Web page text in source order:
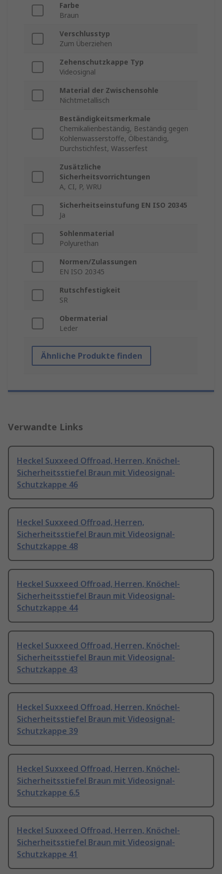
Farbe
Braun
Verschlusstyp
Zum Überziehen
Zehenschutzkappe Typ
Videosignal
Material der Zwischensohle
Nichtmetallisch
Beständigkeitsmerkmale
Chemikalienbeständig, Beständig gegen
Kohlenwasserstoffe, Ölbeständig,
Durchstichfest, Wasserfest
Zusätzliche
Sicherheitsvorrichtungen
A, CI, P, WRU
Sicherheitseinstufung EN ISO 20345
Ja
Sohlenmaterial
Polyurethan
Normen/Zulassungen
EN ISO 20345
Rutschfestigkeit
SR
Obermaterial
Leder
Ähnliche Produkte finden
Verwandte Links
Heckel Suxxeed Offroad, Herren, Knöchel-
Sicherheitsstiefel Braun mit Videosignal-
Schutzkappe 46
Heckel Suxxeed Offroad, Herren,
Sicherheitsstiefel Braun mit Videosignal-
Schutzkappe 48
Heckel Suxxeed Offroad, Herren, Knöchel-
Sicherheitsstiefel Braun mit Videosignal-
Schutzkappe 44
Heckel Suxxeed Offroad, Herren, Knöchel-
Sicherheitsstiefel Braun mit Videosignal-
Schutzkappe 43
Heckel Suxxeed Offroad, Herren, Knöchel-
Sicherheitsstiefel Braun mit Videosignal-
Schutzkappe 39
Heckel Suxxeed Offroad, Herren, Knöchel-
Sicherheitsstiefel Braun mit Videosignal-
Schutzkappe 6.5
Heckel Suxxeed Offroad, Herren, Knöchel-
Sicherheitsstiefel Braun mit Videosignal-
Schutzkappe 41